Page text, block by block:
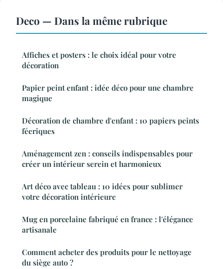
Deco — Dans la même rubrique
Affiches et posters : le choix idéal pour votre
décoration
Papier peint enfant : idée déco pour une chambre
magique
Décoration de chambre d'enfant : 10 papiers peints
féeriques
Aménagement zen : conseils indispensables pour
créer un intérieur serein et harmonieux
Art déco avec tableau : 10 idées pour sublimer
votre décoration intérieure
Mug en porcelaine fabriqué en france : l'élégance
artisanale
Comment acheter des produits pour le nettoyage
du siège auto ?